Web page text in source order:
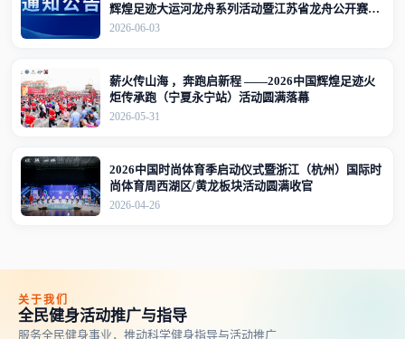
辉煌足迹大运河龙舟系列活动暨江苏省龙舟公开赛
（江苏·宜兴站）竞赛规程的通知
2026-06-03
薪火传山海 ，奔跑启新程 ——2026中国辉煌足迹火
炬传承跑（宁夏永宁站）活动圆满落幕
2026-05-31
2026中国时尚体育季启动仪式暨浙江（杭州）国际时
尚体育周西湖区/黄龙板块活动圆满收官
2026-04-26
关于我们
全民健身活动推广与指导
服务全民健身事业，推动科学健身指导与活动推广